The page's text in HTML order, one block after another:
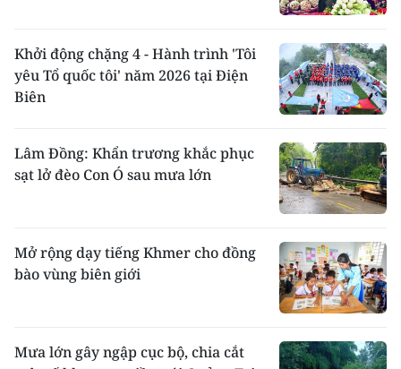
Khởi động chặng 4 - Hành trình 'Tôi
yêu Tổ quốc tôi' năm 2026 tại Điện
Biên
Lâm Đồng: Khẩn trương khắc phục
sạt lở đèo Con Ó sau mưa lớn
Mở rộng dạy tiếng Khmer cho đồng
bào vùng biên giới
Mưa lớn gây ngập cục bộ, chia cắt